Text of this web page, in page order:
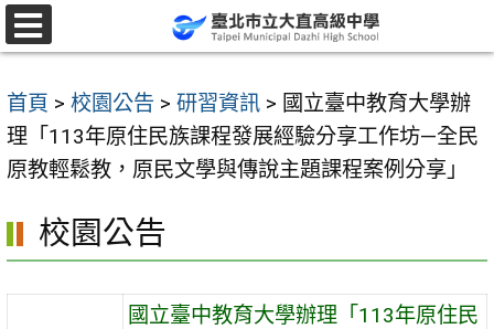
跳
至
要
內
容
首頁 > 校園公告 > 研習資訊 > 國立臺中教育大學辦
理「113年原住民族課程發展經驗分享工作坊—全民
原教輕鬆教，原民文學與傳說主題課程案例分享」
校園公告
國立臺中教育大學辦理「113年原住民
選
單